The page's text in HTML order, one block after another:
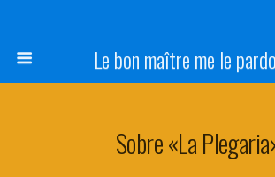
Le bon maître me le
Sobre «La